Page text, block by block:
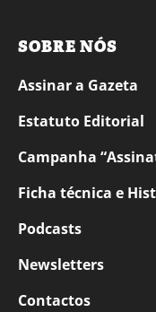
SOBRE NÓS
Assinar a Gazeta
Estatuto Editorial
Campanha
Ficha técnica e
Podcasts
Newsletters
Contactos